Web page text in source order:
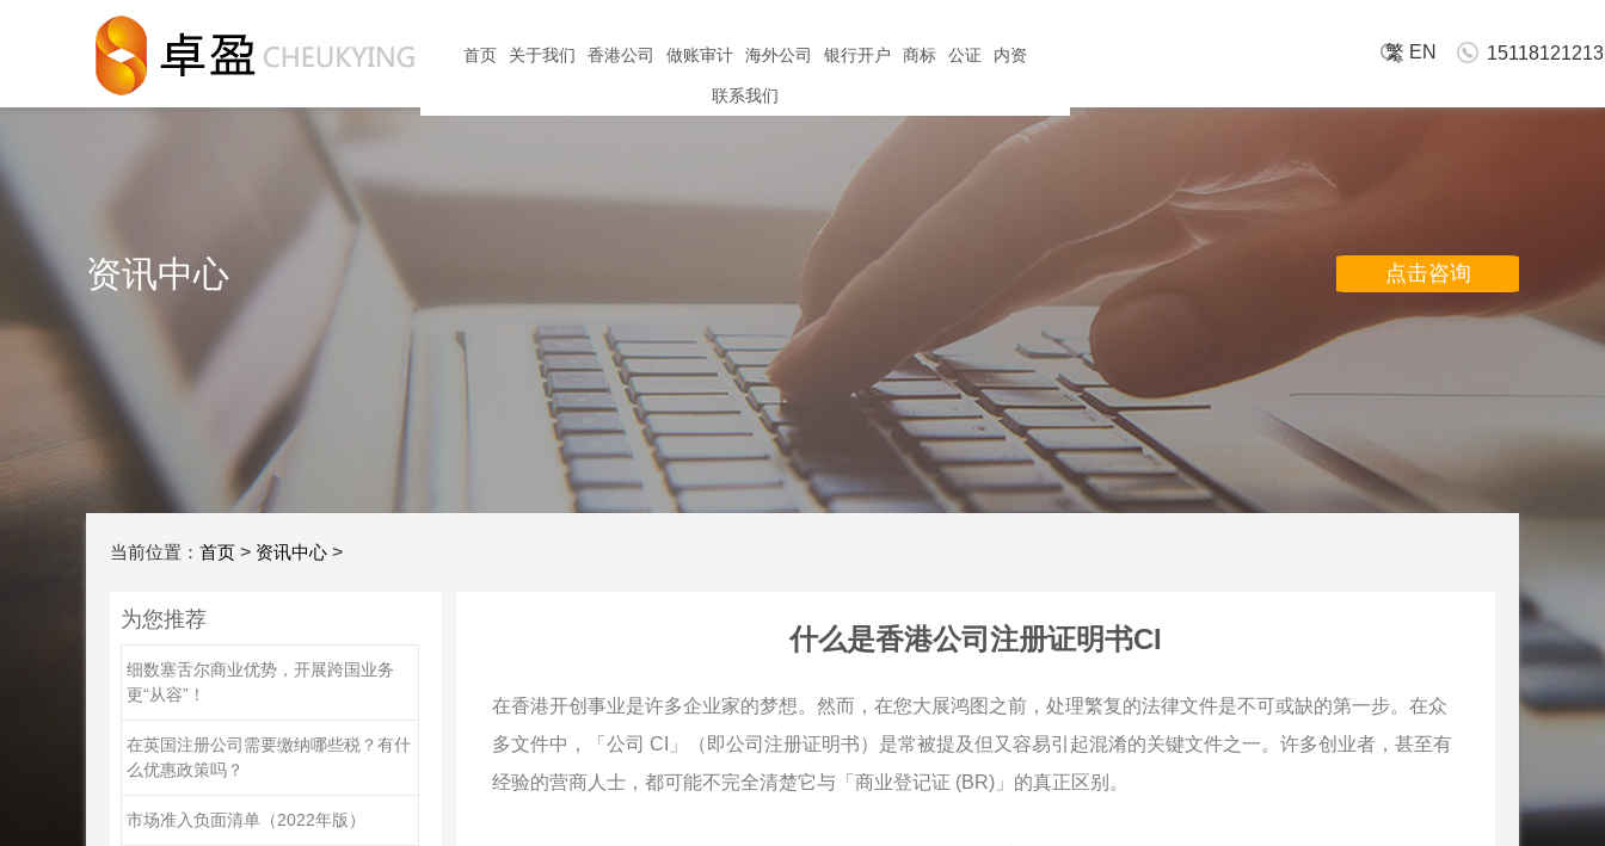
首页 关于我们 香港公司 做账审计 海外公司 银行开户 商标 公证 内资
联系我们
繁 EN 15118121213
资讯中心 点击咨询
当前位置： 首页 > 资讯中心 >
什么是香港公司注册证明书CI
在香港开创事业是许多企业家的梦想。然而，在您大展鸿图之前，处理繁复的法律文件是不可或缺的第一步。在众
多文件中，「公司 CI」（即公司注册证明书）是常被提及但又容易引起混淆的关键文件之一。许多创业者，甚至有
经验的营商人士，都可能不完全清楚它与「商业登记证 (BR)」的真正区别。
为您推荐
细数塞舌尔商业优势，开展跨国业务
更“从容”！
在英国注册公司需要缴纳哪些税？有什
么优惠政策吗？
市场准入负面清单（2022年版）